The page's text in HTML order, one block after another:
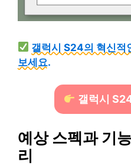
갤럭시 S24의 혁신적
보세요.
갤럭시
예상 스펙과 기
리